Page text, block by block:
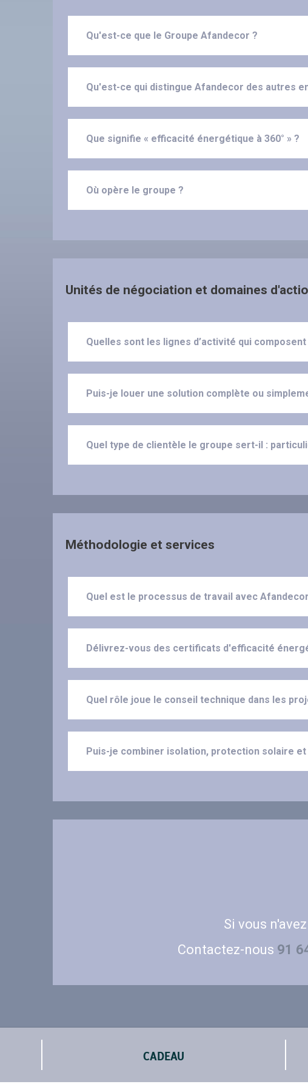
Qu'est-ce que le Groupe Afandecor ?
Qu'est-ce qui distingue Afandecor des autres
Que signifie « efficacité énergétique à 360° » ?
Où opère le groupe ?
Unités de négociation et domaines
Quelles sont les lignes d’activité qui
Puis-je louer une solution complète ou
Quel type de clientèle le groupe sert-il :
Méthodologie et services
Quel est le processus de travail avec
Délivrez-vous des certificats d'efficacité
Quel rôle joue le conseil technique dans les
Puis-je combiner isolation, protection solaire
Si vous
Contactez-nous 91
CADEAU